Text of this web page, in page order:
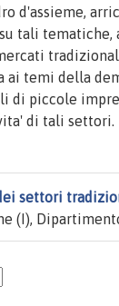
d'assieme,
tali tematiche,
ai temi della
di piccole
di tali settori.
settori
(I),